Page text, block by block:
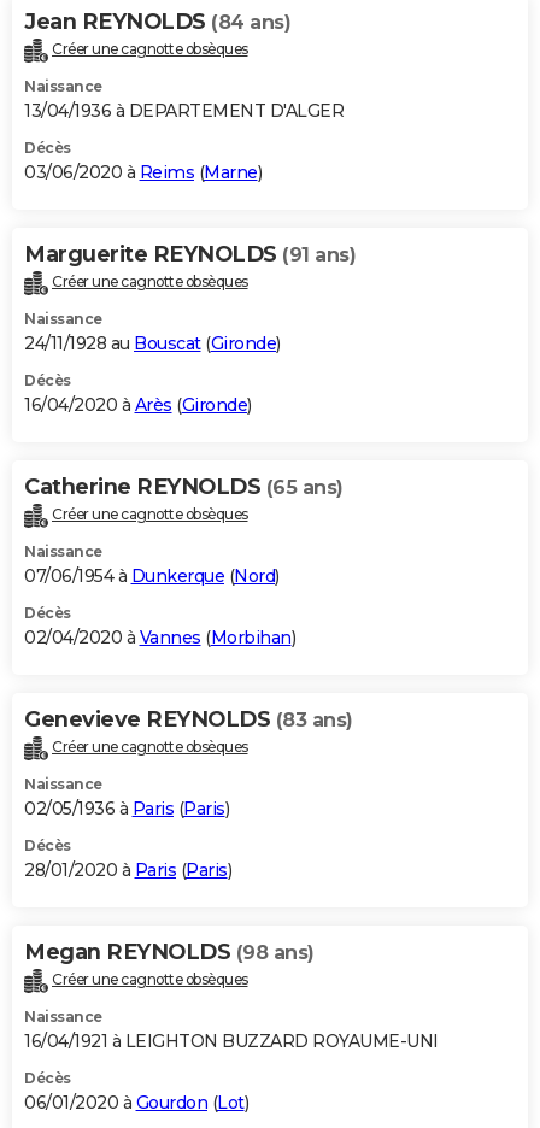
Jean REYNOLDS (84 ans)
Créer une cagnotte obsèques
Naissance
13/04/1936 à DEPARTEMENT D'ALGER
Décès
03/06/2020 à Reims (Marne)
Marguerite REYNOLDS (91 ans)
Créer une cagnotte obsèques
Naissance
24/11/1928 au Bouscat(Gironde)
Décès
16/04/2020 à Arès (Gironde)
Catherine REYNOLDS (65 ans)
Créer une cagnotte obsèques
Naissance
07/06/1954 à Dunkerque (Nord)
Décès
02/04/2020 à Vannes (Morbihan)
Genevieve REYNOLDS (83 ans)
Créer une cagnotte obsèques
Naissance
02/05/1936 à Paris (Paris)
Décès
28/01/2020 à Paris (Paris)
Megan REYNOLDS (98 ans)
Créer une cagnotte obsèques
Naissance
16/04/1921 à LEIGHTON BUZZARD ROYAUME-UNI
Décès
06/01/2020 à Gourdon (Lot)